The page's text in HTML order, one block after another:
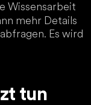
Wissensarbeit
mehr Details
Es wird
tun